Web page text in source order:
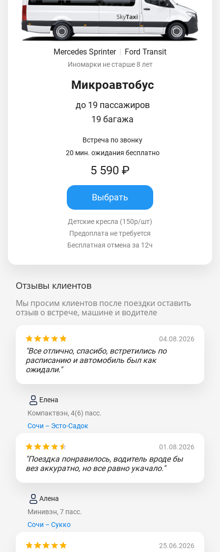
Mercedes Sprinter | Ford Transit
Иномарки не старше 8 лет
Микроавтобус
до 19 пассажиров
19 багажа
Встреча по звонку
20 мин. ожидания бесплатно
5 590 ₽
Выбрать
Детские кресла (150р/шт)
Предоплата не требуется
Бесплатная отмена за 12ч
Отзывы клиентов
Мы просим клиентов после поездки оставить
отзыв о встрече, машине и водителе
04.08.2026
"Все отлично, спасибо, встретились по
расписанию и автомобиль был как
ожидали."
Елена
Компактвэн, 4(6) пасс.
Сочи – Эсто-Садок
01.08.2026
"Поездка понравилось, водитель вроде бы
вез аккуратно, но все равно укачало."
Алена
Минивэн, 7 пасс.
Сочи – Сукко
25.06.2026